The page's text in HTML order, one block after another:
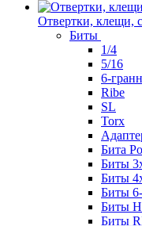
Отвертки, клещи,
Биты
1/4
5/16
6-
Ribe
SL
Torx
Бита
Биты
Биты
Биты
Биты
Биты